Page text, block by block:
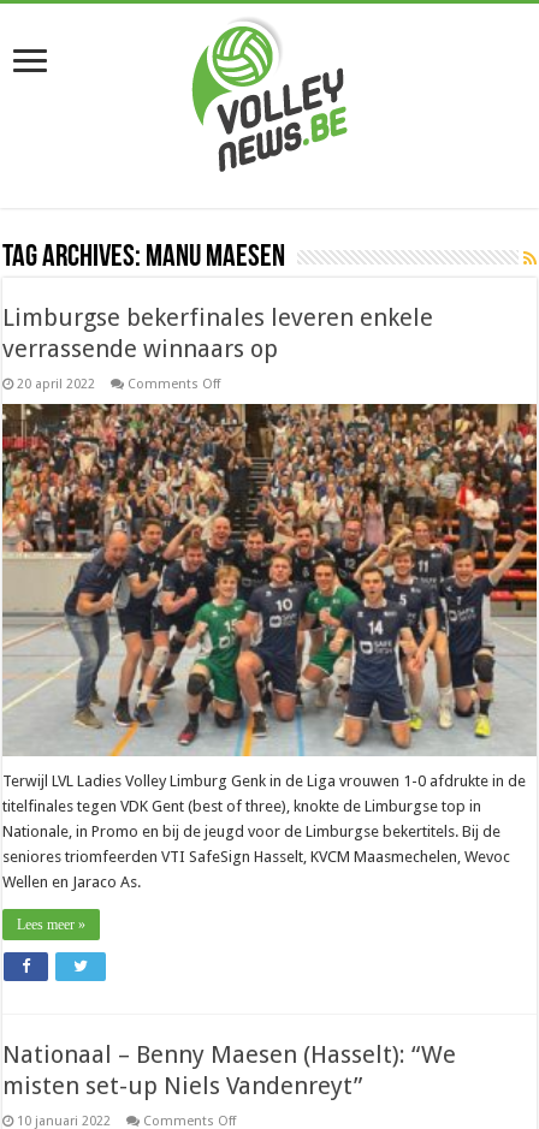
Tag Archives: Manu Maesen
Limburgse bekerfinales leveren enkele
verrassende winnaars op
20 april 2022 Comments Offon
bekerfinales
leveren
enkele
verrassende
winnaars
op
Terwijl LVL Ladies Volley Limburg Genk in de Liga vrouwen 1-0 afdrukte in de
titelfinales tegen VDK Gent (best of three), knokte de Limburgse top in
Nationale, in Promo en bij de jeugd voor de Limburgse bekertitels. Bij de
seniores triomfeerden VTI SafeSign Hasselt, KVCM Maasmechelen, Wevoc
Wellen en Jaraco As.
Lees meer »
Nationaal – Benny Maesen (Hasselt): “We
misten set-up Niels Vandenreyt”
10 januari 2022 Comments Offon